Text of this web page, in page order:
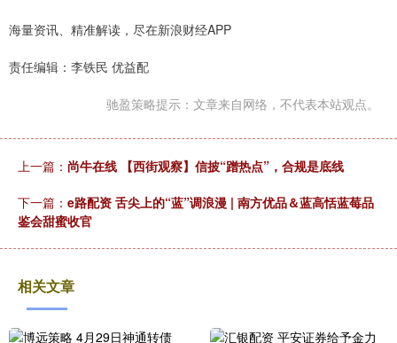
海量资讯、精准解读，尽在新浪财经APP
责任编辑：李铁民 优益配
驰盈策略提示：文章来自网络，不代表本站观点。
上一篇： 尚牛在线 【西街观察】信披“蹭热点”，合规是底线
下一篇： e路配资 舌尖上的“蓝”调浪漫 | 南方优品＆蓝高恬蓝莓品
鉴会甜蜜收官
相关文章